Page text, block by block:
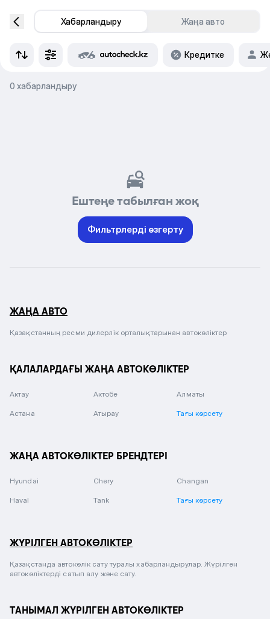
Хабарландыру Жаңа авто
Кредитке
0 хабарландыру
Ештеңе табылған жоқ
Фильтрлерді өзгерту
ЖАҢА АВТО
Қазақстанның ресми дилерлік орталықтарынан автокөліктер
ҚАЛАЛАРДАҒЫ ЖАҢА АВТОКӨЛІКТЕР
Актау Актобе Алматы
Астана Атырау Тағы көрсету
ЖАҢА АВТОКӨЛІКТЕР БРЕНДТЕРІ
Hyundai Chery Changan
Haval Tank Тағы көрсету
ЖҮРІЛГЕН АВТОКӨЛІКТЕР
Қазақстанда автокөлік сату туралы хабарландырулар. Жүрілген
автокөліктерді сатып алу және сату.
ТАНЫМАЛ ЖҮРІЛГЕН АВТОКӨЛІКТЕР